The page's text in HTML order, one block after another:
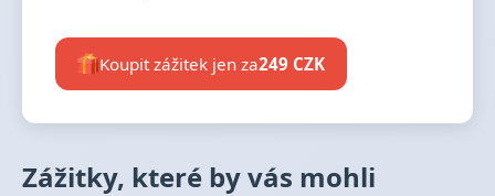
Koupit zážitek jen za249 CZK
Zážitky, které by vás mohli